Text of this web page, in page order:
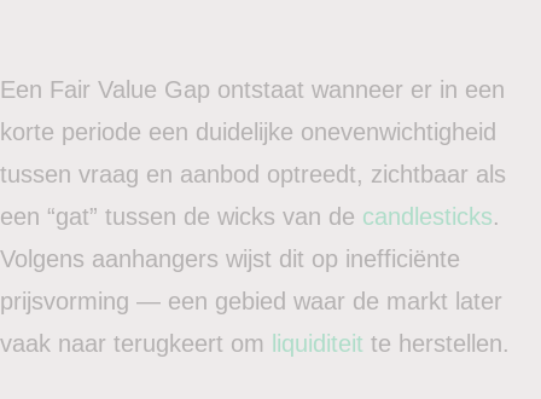
Een Fair Value Gap ontstaat wanneer er in een
korte periode een duidelijke onevenwichtigheid
tussen vraag en aanbod optreedt, zichtbaar als
een “gat” tussen de wicks van de candlesticks.
Volgens aanhangers wijst dit op inefficiënte
prijsvorming — een gebied waar de markt later
vaak naar terugkeert om liquiditeit te herstellen.